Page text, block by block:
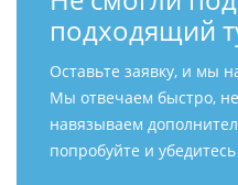
подходящий
Оставьте заявку, и мы
Мы отвечаем быстро,
навязываем
попробуйте и